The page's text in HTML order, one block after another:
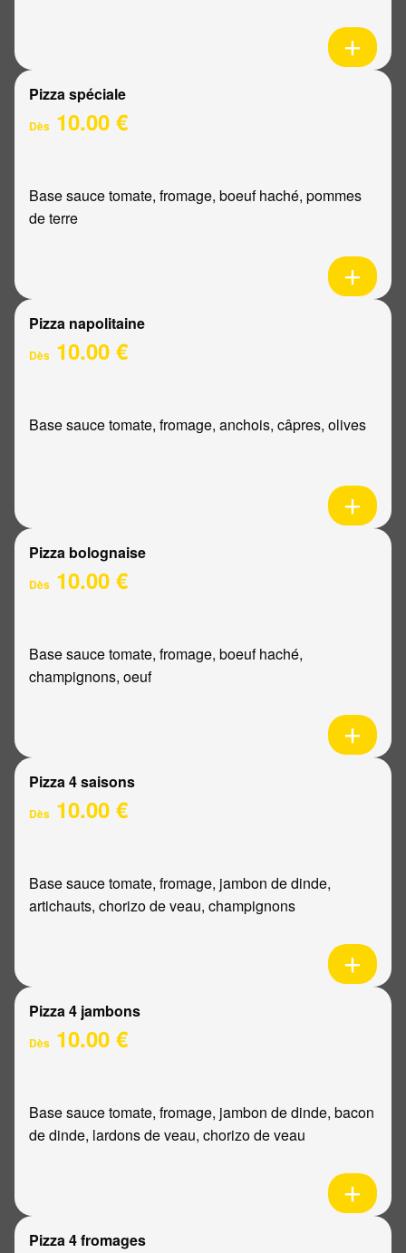
Pizza spéciale
Dès 10.00 €
Base sauce tomate, fromage, boeuf haché, pommes
de terre
Pizza napolitaine
Dès 10.00 €
Base sauce tomate, fromage, anchois, câpres, olives
Pizza bolognaise
Dès 10.00 €
Base sauce tomate, fromage, boeuf haché,
champignons, oeuf
Pizza 4 saisons
Dès 10.00 €
Base sauce tomate, fromage, jambon de dinde,
artichauts, chorizo de veau, champignons
Pizza 4 jambons
Dès 10.00 €
Base sauce tomate, fromage, jambon de dinde, bacon
de dinde, lardons de veau, chorizo de veau
Pizza 4 fromages